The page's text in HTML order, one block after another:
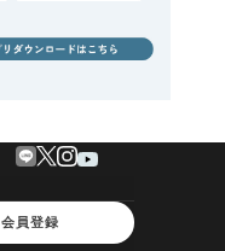
会員登録